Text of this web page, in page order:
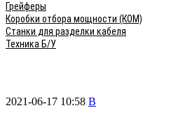
Грейферы
Коробки отбора мощности (КОМ)
Станки для разделки кабеля
Техника Б/У
2021-06-17 10:58 В